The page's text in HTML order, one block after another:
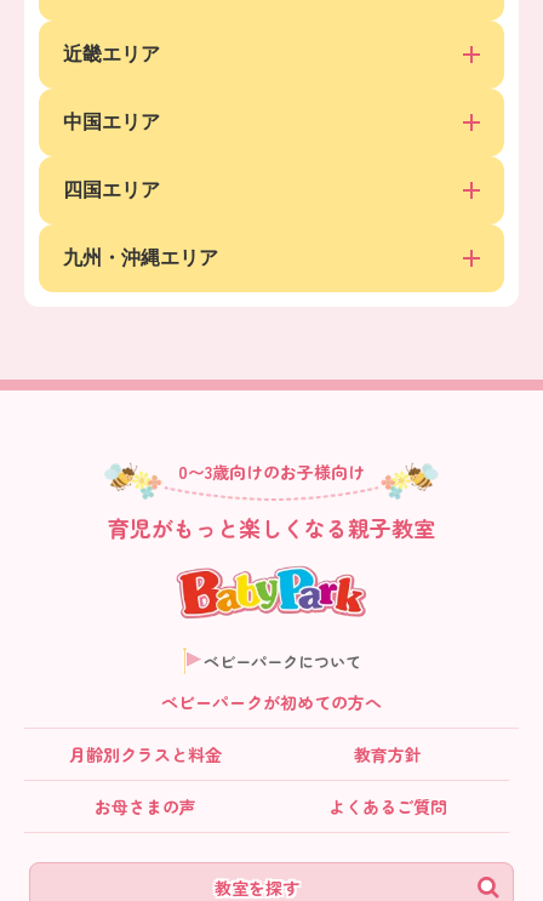
近畿エリア
中国エリア
四国エリア
九州・沖縄エリア
0〜3歳向けのお子様向け
育児がもっと楽しくなる親子教室
ベビーパークについて
ベビーパークが初めての方へ
月齢別クラス と料金 教育方針
お母さまの声 よくあるご質問
教室を探す